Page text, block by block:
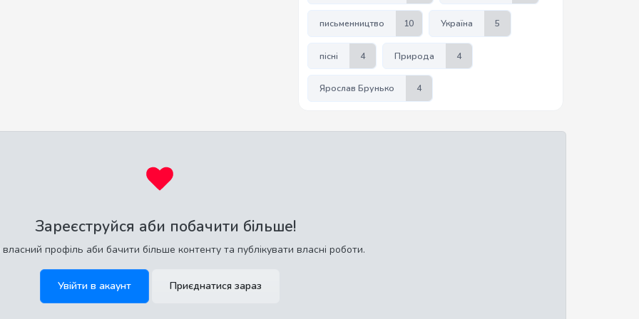
письменництво 10 Україна 5
пісні 4 Природа 4
Ярослав Брунько 4
Зареєструйся аби побачити більше!
профіль аби бачити більше контенту та публікувати власні роботи.
Увійти в акаунт Приєднатися зараз